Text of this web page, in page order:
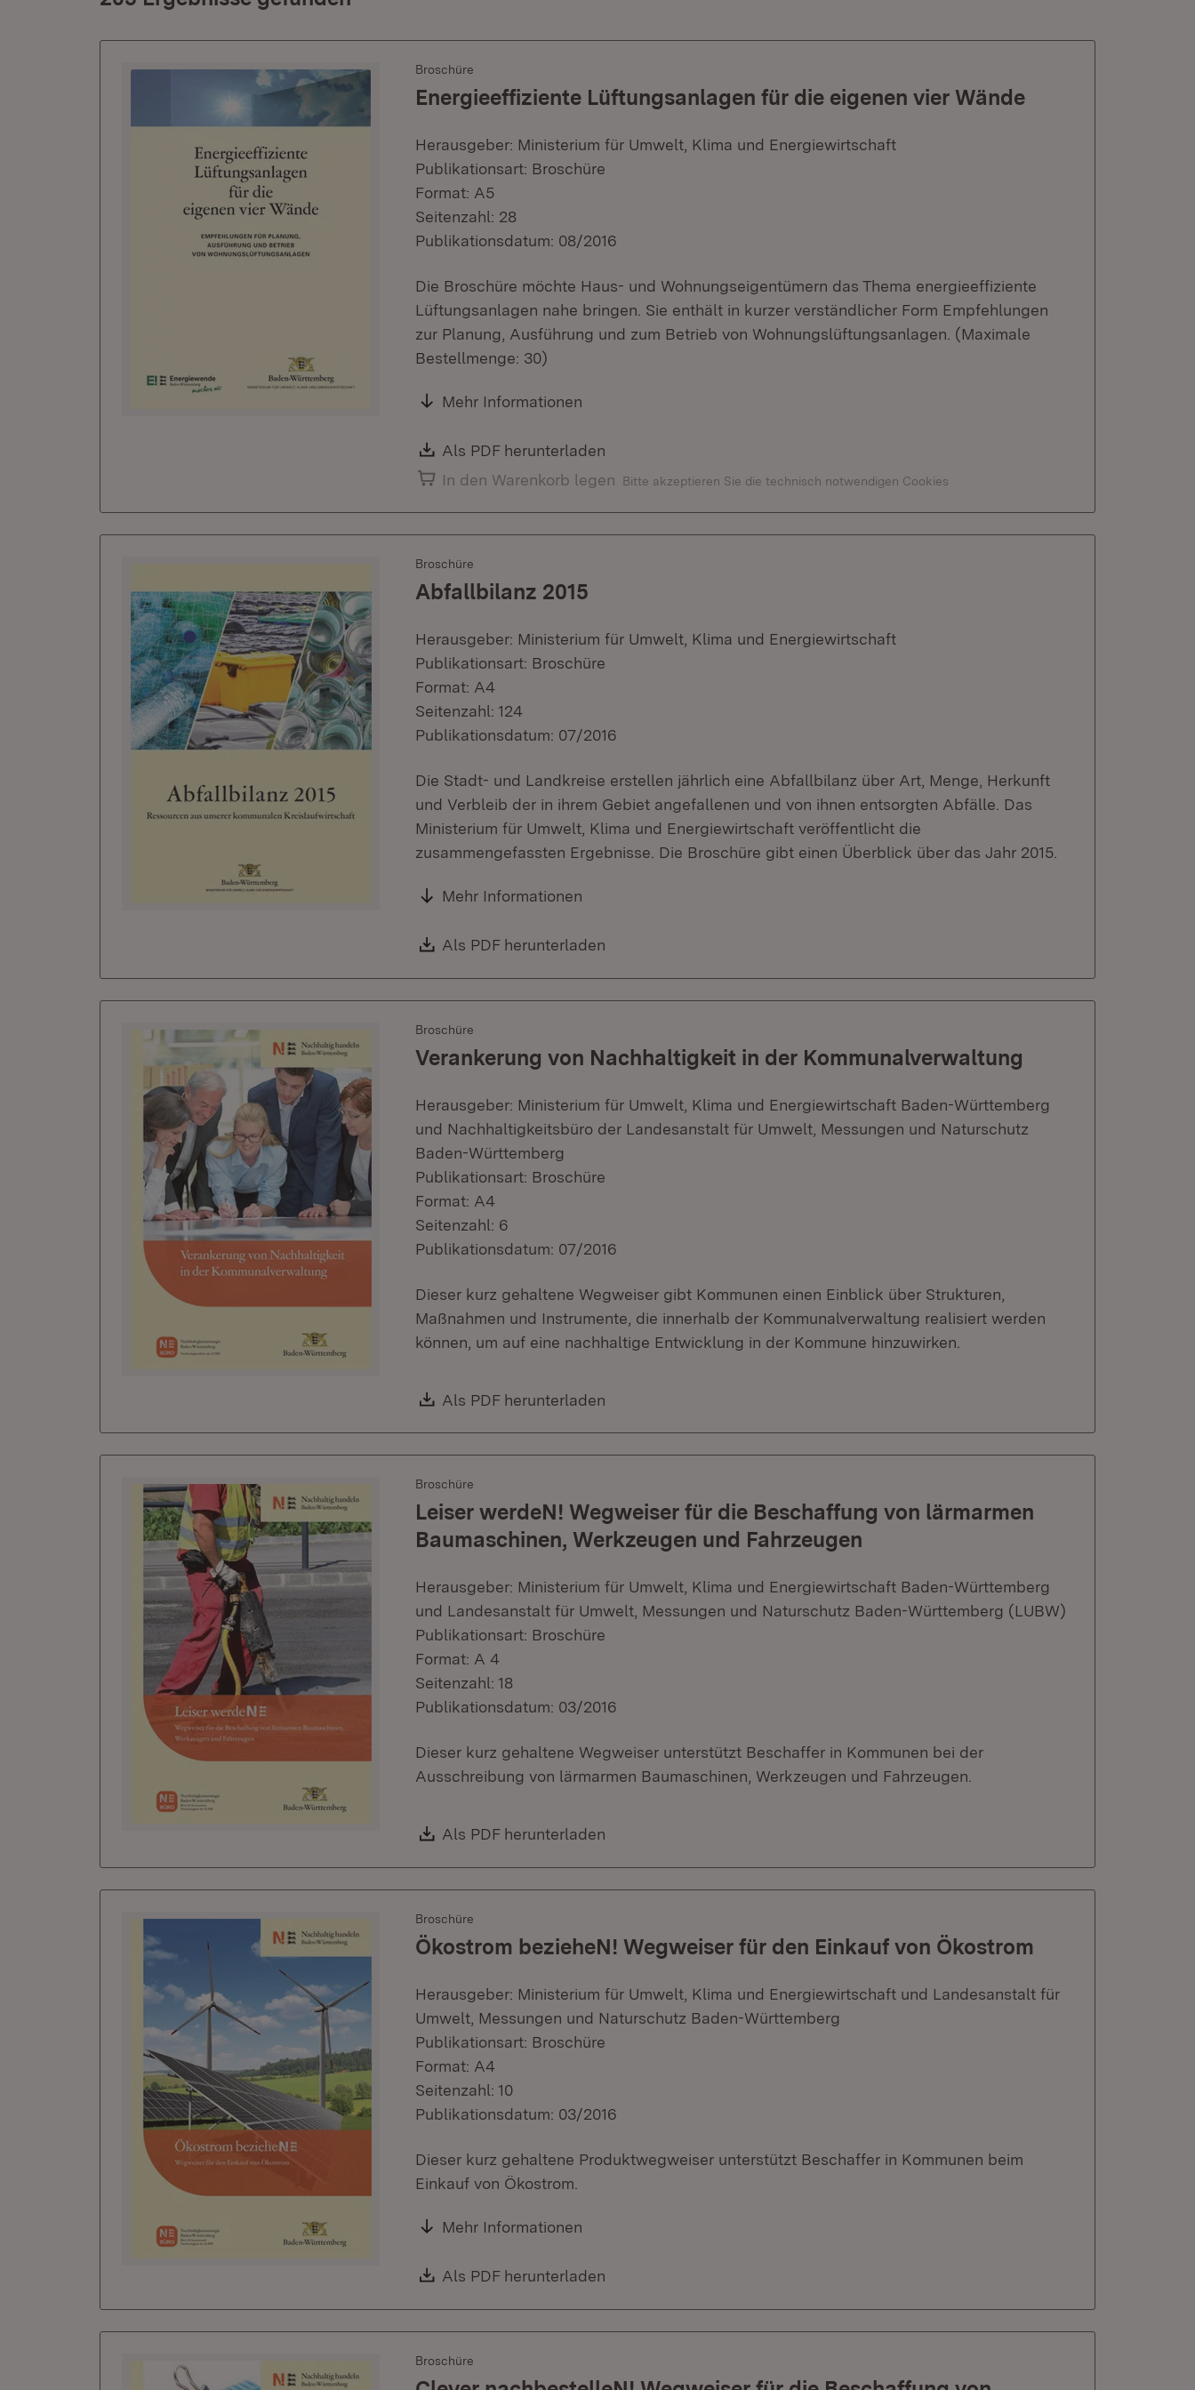
Broschüre
Energieeffiziente Lüftungsanlagen für die eigenen vier Wände
Herausgeber: Ministerium für Umwelt, Klima und Energiewirtschaft
Publikationsart: Broschüre
Format: A5
Seitenzahl: 28
Publikationsdatum: 08/2016
Die Broschüre möchte Haus- und Wohnungseigentümern das Thema energieeffiziente
Lüftungsanlagen nahe bringen. Sie enthält in kurzer verständlicher Form Empfehlungen
zur Planung, Ausführung und zum Betrieb von Wohnungslüftungsanlagen. (Maximale
Bestellmenge: 30)
Mehr Informationen
Download:
Als PDF herunterladen
In den Warenkorb legen
Bitte akzeptieren Sie die technisch notwendigen Cookies
Broschüre
Abfallbilanz 2015
Herausgeber: Ministerium für Umwelt, Klima und Energiewirtschaft
Publikationsart: Broschüre
Format: A4
Seitenzahl: 124
Publikationsdatum: 07/2016
Die Stadt- und Landkreise erstellen jährlich eine Abfallbilanz über Art, Menge, Herkunft
und Verbleib der in ihrem Gebiet angefallenen und von ihnen entsorgten Abfälle. Das
Ministerium für Umwelt, Klima und Energiewirtschaft veröffentlicht die
zusammengefassten Ergebnisse. Die Broschüre gibt einen Überblick über das Jahr 2015.
Mehr Informationen
Download:
Als PDF herunterladen
Broschüre
Verankerung von Nachhaltigkeit in der Kommunalverwaltung
Herausgeber: Ministerium für Umwelt, Klima und Energiewirtschaft Baden-Württemberg
und Nachhaltigkeitsbüro der Landesanstalt für Umwelt, Messungen und Naturschutz
Baden-Württemberg
Publikationsart: Broschüre
Format: A4
Seitenzahl: 6
Publikationsdatum: 07/2016
Dieser kurz gehaltene Wegweiser gibt Kommunen einen Einblick über Strukturen,
Maßnahmen und Instrumente, die innerhalb der Kommunalverwaltung realisiert werden
können, um auf eine nachhaltige Entwicklung in der Kommune hinzuwirken.
Download:
Als PDF herunterladen
Broschüre
Leiser werdeN! Wegweiser für die Beschaffung von lärmarmen
Baumaschinen, Werkzeugen und Fahrzeugen
Herausgeber: Ministerium für Umwelt, Klima und Energiewirtschaft Baden-Württemberg
und Landesanstalt für Umwelt, Messungen und Naturschutz Baden-Württemberg (LUBW)
Publikationsart: Broschüre
Format: A 4
Seitenzahl: 18
Publikationsdatum: 03/2016
Dieser kurz gehaltene Wegweiser unterstützt Beschaffer in Kommunen bei der
Ausschreibung von lärmarmen Baumaschinen, Werkzeugen und Fahrzeugen.
Download:
Als PDF herunterladen
Broschüre
Ökostrom bezieheN! Wegweiser für den Einkauf von Ökostrom
Herausgeber: Ministerium für Umwelt, Klima und Energiewirtschaft und Landesanstalt für
Umwelt, Messungen und Naturschutz Baden-Württemberg
Publikationsart: Broschüre
Format: A4
Seitenzahl: 10
Publikationsdatum: 03/2016
Dieser kurz gehaltene Produktwegweiser unterstützt Beschaffer in Kommunen beim
Einkauf von Ökostrom.
Mehr Informationen
Download:
Als PDF herunterladen
Broschüre